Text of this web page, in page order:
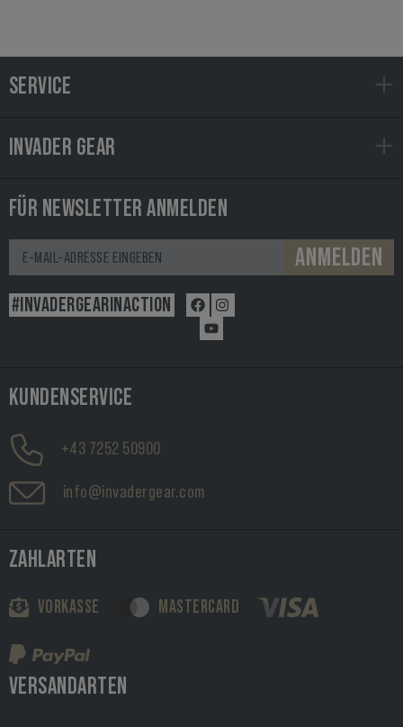
SERVICE
INVADER GEAR
FÜR NEWSLETTER ANMELDEN
ANMELDEN
#INVADERGEARINACTION
KUNDENSERVICE
+43 7252 50900
info@invadergear.com
ZAHLARTEN
VORKASSE MASTERCARD
VERSANDARTEN